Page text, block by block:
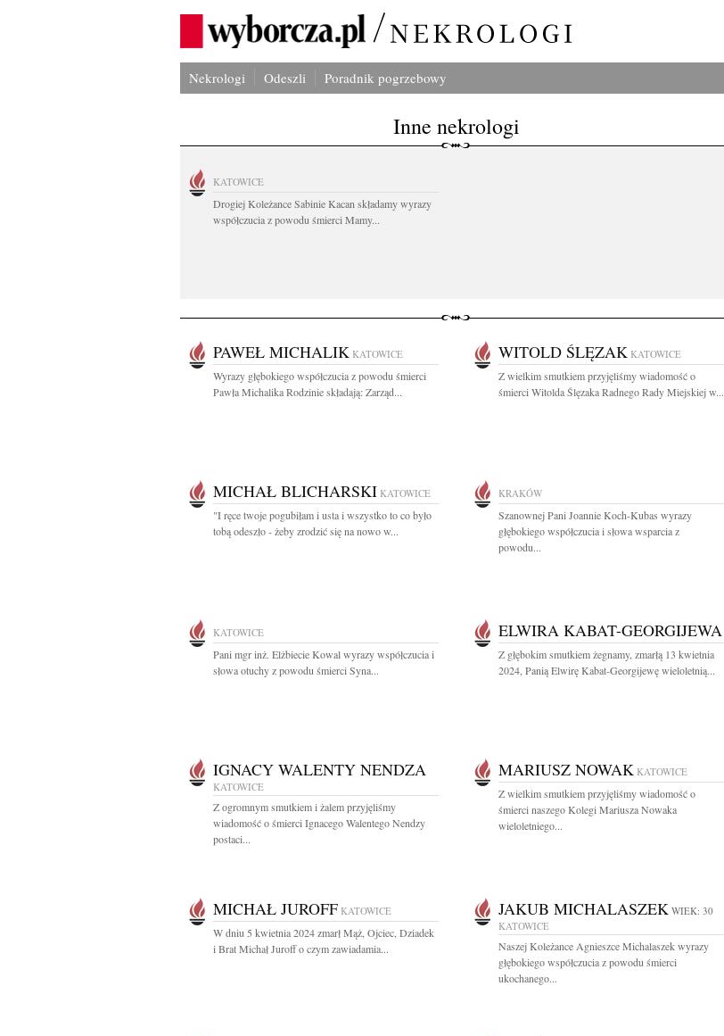
Nekrologi Odeszli Poradnik pogrzebowy
Inne nekrologi
KATOWICE
Drogiej Koleżance Sabinie Kacan składamy wyrazy
współczucia z powodu śmierci Mamy...
PAWEŁ MICHALIK KATOWICE
Wyrazy głębokiego współczucia z powodu śmierci
Pawła Michalika Rodzinie składają: Zarząd...
WITOLD ŚLĘZAK KATOWICE
Z wielkim smutkiem przyjęliśmy wiadomość o
śmierci Witolda Ślęzaka Radnego Rady Miejskiej w...
MICHAŁ BLICHARSKI KATOWICE
"I ręce twoje pogubiłam i usta i wszystko to co było
tobą odeszło - żeby zrodzić się na nowo w...
KRAKÓW
Szanownej Pani Joannie Koch-Kubas wyrazy
głębokiego współczucia i słowa wsparcia z
powodu...
KATOWICE
Pani mgr inż. Elżbiecie Kowal wyrazy współczucia i
słowa otuchy z powodu śmierci Syna...
ELWIRA KABAT-GEORGIJEWA
Z głębokim smutkiem żegnamy, zmarłą 13 kwietnia
2024, Panią Elwirę Kabat-Georgijewę wieloletnią...
IGNACY WALENTY NENDZA
KATOWICE
Z ogromnym smutkiem i żalem przyjęliśmy
wiadomość o śmierci Ignacego Walentego Nendzy
postaci...
MARIUSZ NOWAK KATOWICE
Z wielkim smutkiem przyjęliśmy wiadomość o
śmierci naszego Kolegi Mariusza Nowaka
wieloletniego...
MICHAŁ JUROFF KATOWICE
W dniu 5 kwietnia 2024 zmarł Mąż, Ojciec, Dziadek
i Brat Michał Juroff o czym zawiadamia...
JAKUB MICHALASZEK WIEK: 30
KATOWICE
Naszej Koleżance Agnieszce Michalaszek wyrazy
głębokiego współczucia z powodu śmierci
ukochanego...